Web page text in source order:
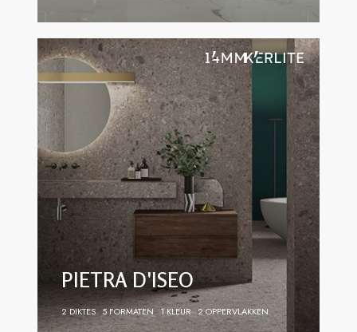
PIETRA D'ISEO
2 DIKTES 5 FORMATEN 1 KLEUR 2 OPPERVLAKKEN